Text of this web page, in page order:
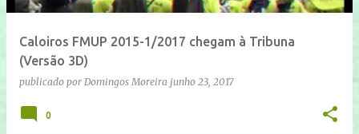
Caloiros FMUP 2015-1/2017 chegam à Tribuna
(Versão 3D)
publicado por Domingos Moreira junho 23, 2017
0